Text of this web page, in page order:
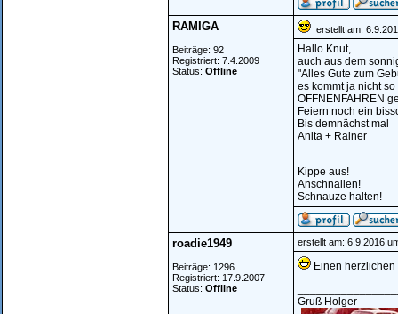
RAMIGA
Beiträge: 92
Registriert: 7.4.2009
Status: Offline
erstellt am:
Hallo Knut,
auch aus dem
"Alles Gute zum
es kommt ja nicht
OFFNENFAHREN
Feiern noch ein
Bis demnächst mal
Anita + Rainer
Kippe aus!
Anschnallen!
Schnauze halten!
roadie1949
Beiträge: 1296
Registriert: 17.9.2007
Status: Offline
erstellt am: 6.9.2016
Einen
Gruß Holger